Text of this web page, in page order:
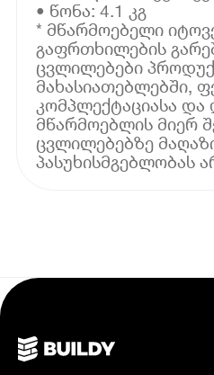
• წონა: 4.1 კგ
* მწარმოებელი
გაფრთხილების
ცვლილებები
მახასიათებლებში,
კომპლექტაციასა და
მწარმოებლის მიერ
ცვლილებებზე
პასუხისმგებლობას